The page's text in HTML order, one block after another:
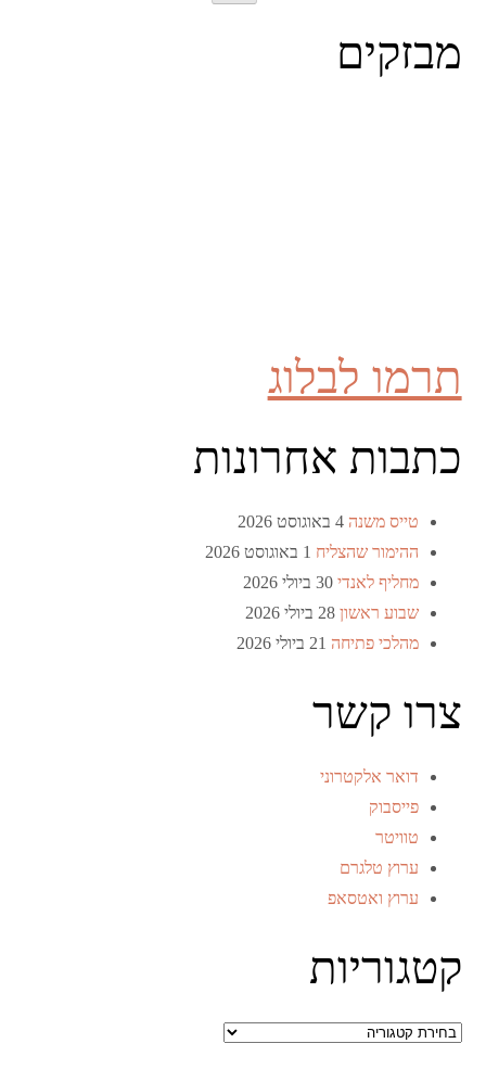
מבזקים
תרמו לבלוג
כתבות אחרונות
טייס משנה 4 באוגוסט 2026
ההימור שהצליח 1 באוגוסט 2026
מחליף לאנדי 30 ביולי 2026
שבוע ראשון 28 ביולי 2026
מהלכי פתיחה 21 ביולי 2026
צרו קשר
דואר אלקטרוני
פייסבוק
טוויטר
ערוץ טלגרם
ערוץ ואטסאפ
קטגוריות
קטגוריות